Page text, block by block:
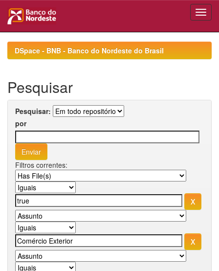
navigationDSpace - BNB - Banco do Nordeste do Brasil
Pesquisar
Pesquisar:
por
Filtros correntes: